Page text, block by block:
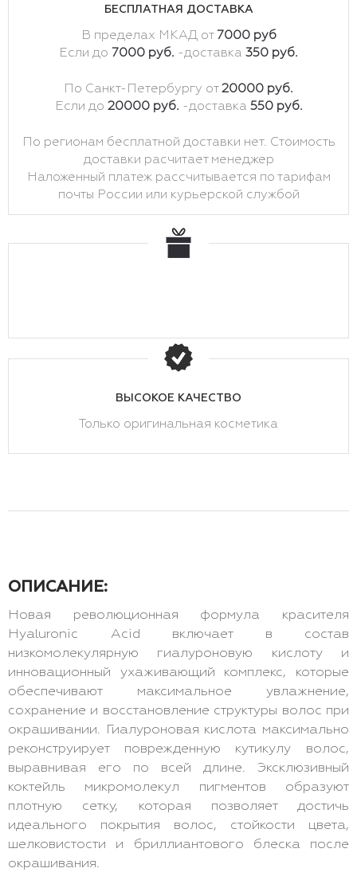
БЕСПЛАТНАЯ ДОСТАВКА
В пределах МКАД от 7000 руб
Если до 7000 руб. -доставка 350 руб.
По Санкт-Петербургу от20000 руб.
Если до 20000 руб. -доставка 550 руб.
По регионам бесплатной доставки нет. Стоимость
доставки расчитает менеджер
Наложенный платеж рассчитывается по тарифам
почты России или курьерской службой
ВЫСОКОЕ КАЧЕСТВО
Только оригинальная косметика
ОПИСАНИЕ:
Новая революционная формула красителя
Hyaluronic Acid включает в состав
низкомолекулярную гиалуроновую кислоту и
инновационный ухаживающий комплекс, которые
обеспечивают максимальное увлажнение,
сохранение и восстановление структуры волос при
окрашивании. Гиалуроновая кислота максимально
реконструирует поврежденную кутикулу волос,
выравнивая его по всей длине. Эксклюзивный
коктейль микромолекул пигментов образуют
плотную сетку, которая позволяет достичь
идеального покрытия волос, стойкости цвета,
шелковистости и бриллиантового блеска после
окрашивания.